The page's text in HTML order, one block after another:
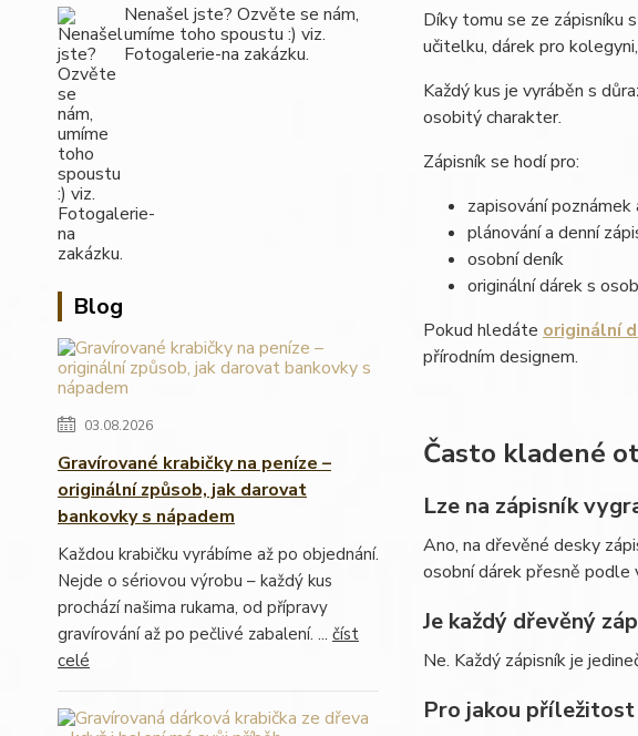
Nenašel jste? Ozvěte se nám,
umíme toho spoustu :) viz.
Fotogalerie-na zakázku.
Blog
03.08.2026
Gravírované krabičky na peníze –
originální způsob, jak darovat
bankovky s nápadem
Každou krabičku vyrábíme až po objednání.
Nejde o sériovou výrobu – každý kus
prochází našima rukama, od přípravy
gravírování až po pečlivé zabalení. ... číst
celé
Díky tomu se ze zápisníku
učitelku, dárek pro
Každý kus je vyráběn s
osobitý charakter.
Zápisník se hodí pro:
zapisování poznámek
plánování a denní
osobní deník
originální dárek s
Pokud hledáte originální
přírodním designem.
Často kladené
Lze na zápisník
Ano, na dřevěné desky
osobní dárek přesně podle
Je každý dřevěný
Ne. Každý zápisník je
Pro jakou